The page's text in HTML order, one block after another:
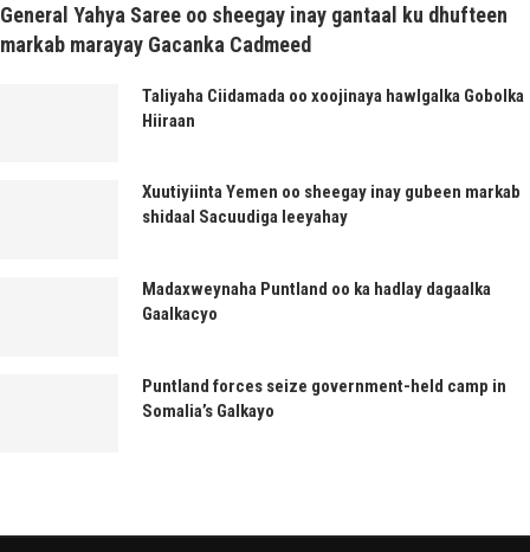
General Yahya Saree oo sheegay inay gantaal ku dhufteen
markab marayay Gacanka Cadmeed
Taliyaha Ciidamada oo xoojinaya hawlgalka Gobolka
Hiiraan
Xuutiyiinta Yemen oo sheegay inay gubeen markab
shidaal Sacuudiga leeyahay
Madaxweynaha Puntland oo ka hadlay dagaalka
Gaalkacyo
Puntland forces seize government-held camp in
Somalia’s Galkayo